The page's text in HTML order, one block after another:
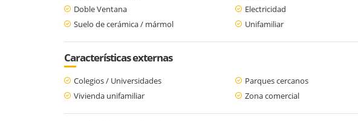
Doble Ventana
Electricidad
Suelo de cerámica / mármol
Unifamiliar
Características externas
Colegios / Universidades Parques cercanos
Vivienda unifamiliar
Zona comercial